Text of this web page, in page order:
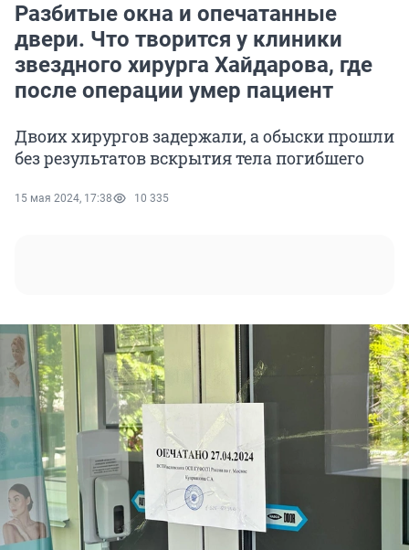
Разбитые окна и опечатанные
двери. Что творится у клиники
звездного хирурга Хайдарова, где
после операции умер пациент
Двоих хирургов задержали, а обыски прошли
без результатов вскрытия тела погибшего
15 мая 2024, 17:38 10 335